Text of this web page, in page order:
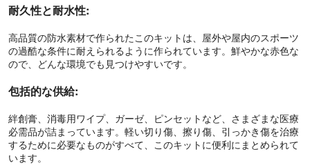
耐久性と耐水性:
高品質の防水素材で作られたこのキットは、屋外や屋内のスポーツ
の過酷な条件に耐えられるように作られています。鮮やかな赤色な
ので、どんな環境でも見つけやすいです。
包括的な供給:
絆創膏、消毒用ワイプ、ガーゼ、ピンセットなど、さまざまな医療
必需品が詰まっています。軽い切り傷、擦り傷、引っかき傷を治療
するために必要なものがすべて、このキットに便利にまとめられて
います。